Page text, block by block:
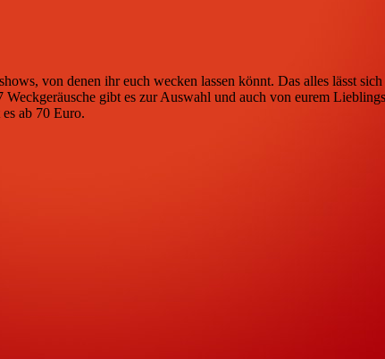
von denen ihr euch wecken lassen könnt. Das alles lässt
gibt es zur Auswahl und auch von eurem
ab 70 Euro.